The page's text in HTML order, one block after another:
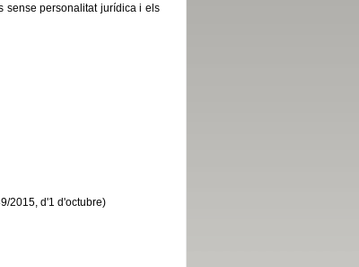
sense personalitat jurídica i els
2015, d'1 d'octubre)